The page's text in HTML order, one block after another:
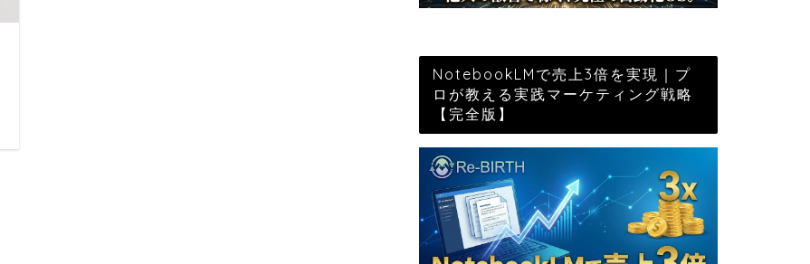
NotebookLMで売上3倍を実現｜プ
ロが教える実践マーケティング戦略
【完全版】